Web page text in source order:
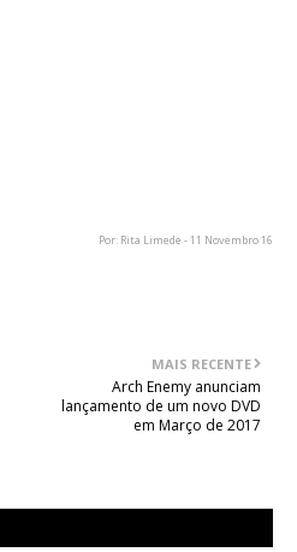
Por: Rita Limede - 11 Novembro 16
MAIS RECENTE
Arch Enemy anunciam
lançamento de um novo DVD
em Março de 2017